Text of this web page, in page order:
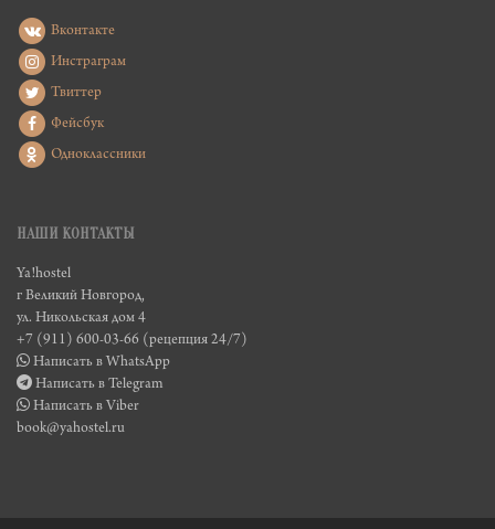
Вконтакте
Инстраграм
Твиттер
Фейсбук
Одноклассники
НАШИ КОНТАКТЫ
Ya!hostel
г Великий Новгород,
ул. Никольская дом 4
+7 (911) 600-03-66 (рецепция 24/7)
Написать в WhatsApp
Написать в Telegram
Написать в Viber
book@yahostel.ru